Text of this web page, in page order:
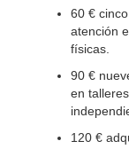
60 €
atención
físicas.
90 €
en
120 €